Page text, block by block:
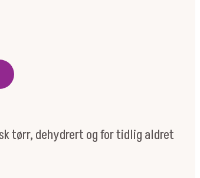
tørr, dehydrert og for tidlig aldret